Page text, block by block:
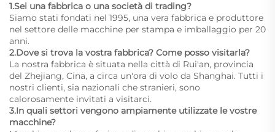
1.Sei una fabbrica o una società di trading?
Siamo stati fondati nel 1995, una vera fabbrica e produttore
nel settore delle macchine per stampa e imballaggio per 20
anni.
2.Dove si trova la vostra fabbrica? Come posso visitarla?
La nostra fabbrica è situata nella città di Rui'an, provincia
del Zhejiang, Cina, a circa un'ora di volo da Shanghai. Tutti i
nostri clienti, sia nazionali che stranieri, sono
calorosamente invitati a visitarci.
3.In quali settori vengono ampiamente utilizzate le vostre
macchine?